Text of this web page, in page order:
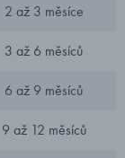
2 až 3 měsíce
3 až 6 měsíců
6 až 9 měsíců
9 až 12 měsíců